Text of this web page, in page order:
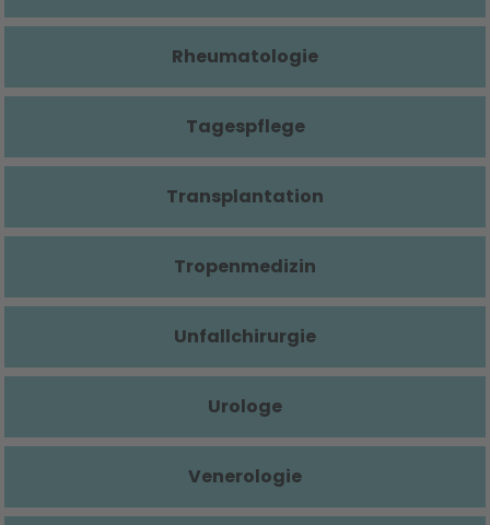
Rheumatologie
Tagespflege
Transplantation
Tropenmedizin
Unfallchirurgie
Urologe
Venerologie